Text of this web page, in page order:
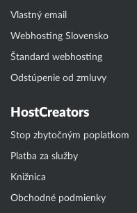
Vlastný email
Webhosting Slovensko
Štandard webhosting
Odstúpenie od zmluvy
HostCreators
Stop zbytočným poplatkom
Platba za služby
Knižnica
Obchodné podmienky